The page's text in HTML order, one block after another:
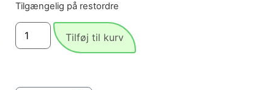
Tilgængelig på restordre
Tilføj til kurv